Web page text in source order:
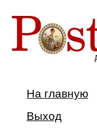
На главную
Выход